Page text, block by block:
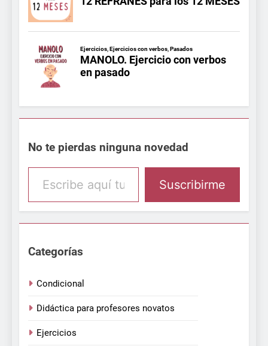
No te pierdas ninguna novedad
Escribe aquí tu email
Suscribirme
Categorías
Condicional
Didáctica para profesores novatos
Ejercicios